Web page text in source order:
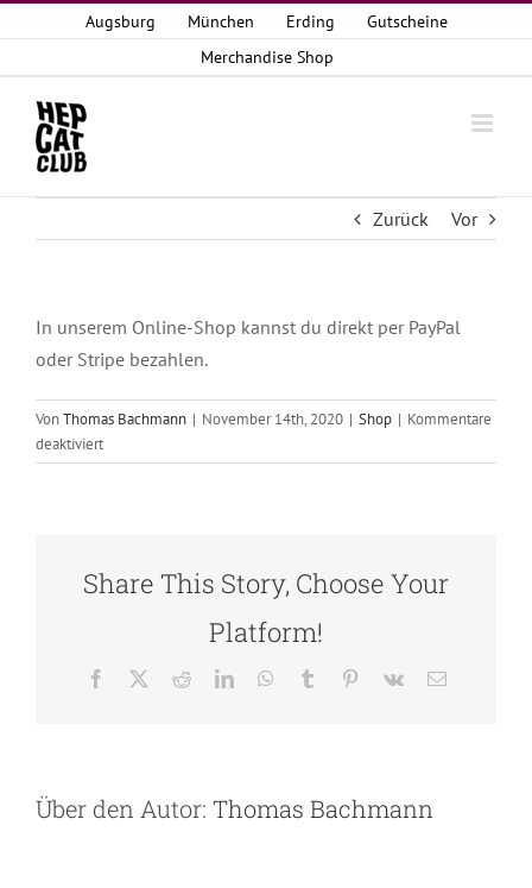
Inhalt
springen
Augsburg München Erding
Gutscheine
Merchandise Shop
Zurück Vor
In unserem Online-Shop kannst du direkt per PayPal
oder Stripe bezahlen.
VonThomas Bachmann | November 14th, 2020 | Shop | Kommentare
deaktiviertfür
Wie
Share This Story, Choose Your
Platform!
Facebook RedditLinkedInWhatsApp
Tumblr Pinterest
Vk
E-
Über den Autor: Thomas Bachmann